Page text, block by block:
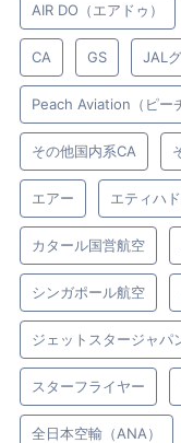
AIR DO（エアドゥ）
CA GS JAL
Peach Aviation（ピー
その他国内系CA
エアー エティハ
カタール国営航空
シンガポール航空
ジェットスタージャパ
スターフライヤー
全日本空輸（ANA）